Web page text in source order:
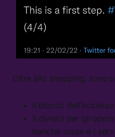
Oltre allo shopping, sono
Il blocco
Il divieto per gli
banche russe e i